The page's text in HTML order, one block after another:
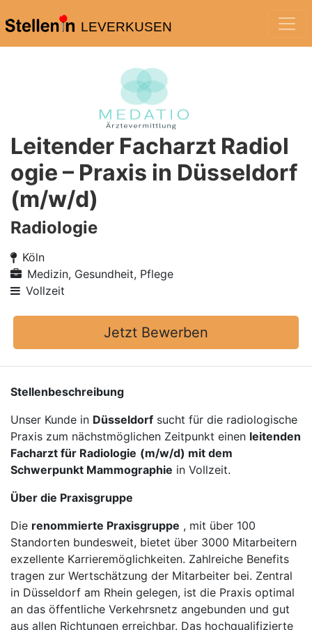
LEVERKUSEN
Leitender Facharzt Radiol
ogie – Praxis in Düsseldorf
(m/w/d)
Radiologie
Köln
Medizin, Gesundheit, Pflege
Vollzeit
Jetzt Bewerben
Stellenbeschreibung
Unser Kunde in Düsseldorf sucht für die radiologische
Praxis zum nächstmöglichen Zeitpunkt einen leitenden
Facharzt für Radiologie (m/w/d) mit dem
Schwerpunkt Mammographie in Vollzeit.
Über die Praxisgruppe
Die renommierte Praxisgruppe , mit über 100
Standorten bundesweit, bietet über 3000 Mitarbeitern
exzellente Karrieremöglichkeiten. Zahlreiche Benefits
tragen zur Wertschätzung der Mitarbeiter bei. Zentral
in Düsseldorf am Rhein gelegen, ist die Praxis optimal
an das öffentliche Verkehrsnetz angebunden und gut
aus allen Richtungen erreichbar. Das hochqualifizierte